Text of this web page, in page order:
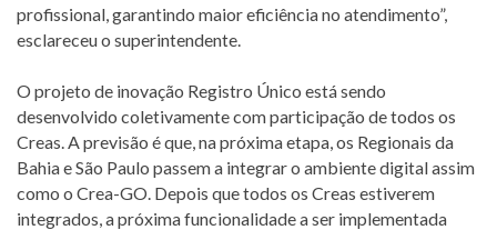
profissional, garantindo maior eficiência no atendimento”,
esclareceu o superintendente.
O projeto de inovação Registro Único está sendo
desenvolvido coletivamente com participação de todos os
Creas. A previsão é que, na próxima etapa, os Regionais da
Bahia e São Paulo passem a integrar o ambiente digital assim
como o Crea-GO. Depois que todos os Creas estiverem
integrados, a próxima funcionalidade a ser implementada